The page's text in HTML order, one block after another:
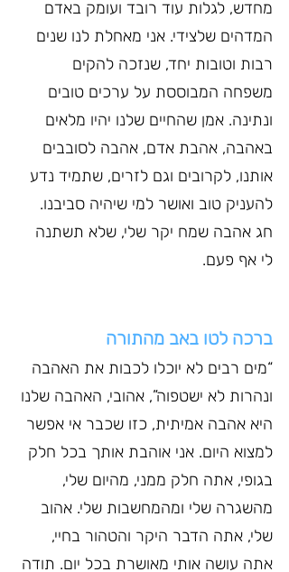
מחדש, לגלות עוד רובד ועומק באדם
המדהים שלצידי. אני מאחלת לנו שנים
רבות וטובות יחד, שנזכה להקים
משפחה המבוססת על ערכים טובים
ונתינה. אמן שהחיים שלנו יהיו מלאים
באהבה, אהבת אדם, אהבה לסובבים
אותנו, לקרובים וגם לזרים, שתמיד נדע
להעניק טוב ואושר למי שיהיה סביבנו.
חג אהבה שמח יקר שלי, שלא תשתנה
לי אף פעם.
ברכה לטו באב מהתורה
“מים רבים לא יוכלו לכבות את האהבה
ונהרות לא ישטפוה”, אהובי, האהבה שלנו
היא אהבה אמיתית, כזו שכבר אי אפשר
למצוא היום. אני אוהבת אותך בכל חלק
בגופי, אתה חלק ממני, מהיום שלי,
מהשגרה שלי ומהמחשבות שלי. אהוב
שלי, אתה הדבר היקר והטהור בחיי,
אתה עושה אותי מאושרת בכל יום. תודה